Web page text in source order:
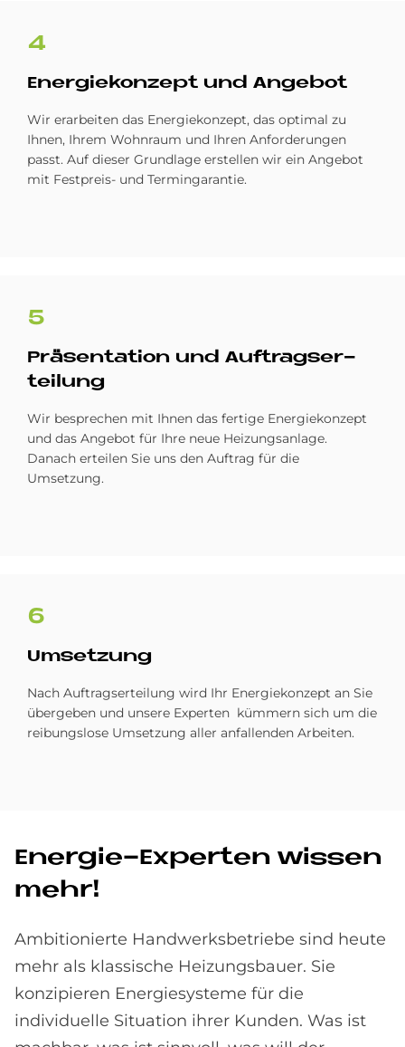
4
En­er­gie­kon­ze­pt und An­ge­bot
Wir erarbeiten das Energiekonzept, das optimal zu
Ihnen, Ihrem Wohnraum und Ihren Anforderungen
passt. Auf dieser Grundlage erstellen wir ein Angebot
mit Festpreis- und Termingarantie.
5
Prä­sen­ta­ti­on und Auf­trags­er­
tei­lung
Wir besprechen mit Ihnen das fertige Energiekonzept
und das Angebot für Ihre neue Heizungsanlage.
Danach erteilen Sie uns den Auftrag für die
Umsetzung.
6
Um­set­zung
Nach Auftragserteilung wird Ihr Energiekonzept an Sie
übergeben und unsere Experten kümmern sich um die
reibungslose Umsetzung aller anfallenden Arbeiten.
En­er­gie-Ex­per­ten wis­sen
mehr!
Ambitionierte Handwerksbetriebe sind heute
mehr als klassische Heizungsbauer. Sie
konzipieren Energiesysteme für die
individuelle Situation ihrer Kunden. Was ist